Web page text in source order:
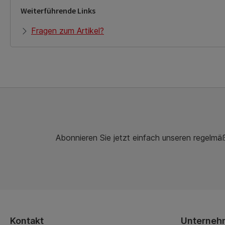
Weiterführende Links
Fragen zum Artikel?
Abonnieren Sie jetzt einfach unseren
Kontakt